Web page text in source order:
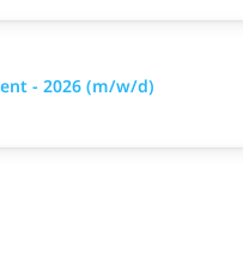
- 2026 (m/w/d)